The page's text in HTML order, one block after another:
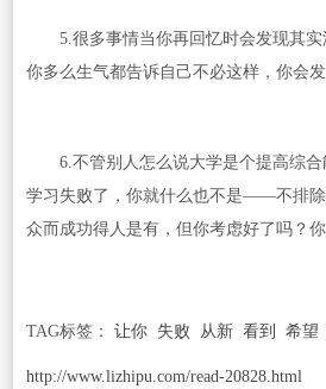
5.很多事情当你再回忆时会发现其实
你多么生气都告诉自己不必这样，你会发
6.不管别人怎么说大学是个提高综合
学习失败了，你就什么也不是——不排除
众而成功得人是有，但你考虑好了吗？
TAG标签： 让你 失败 从新 看到 希望
http://www.lizhipu.com/read-20828.html